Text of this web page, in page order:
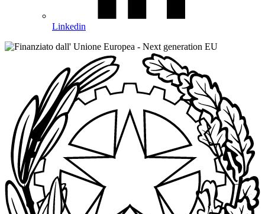
Linkedin